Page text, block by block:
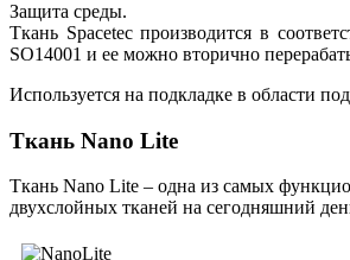
Защита среды.
Ткань Spacetecпроизводится в
SO14001 и ее можно вторично
Используется на подкладке в области
Ткань Nano Lite
Ткань Nano Lite – одна из самых
двухслойных тканей на сегодняшний